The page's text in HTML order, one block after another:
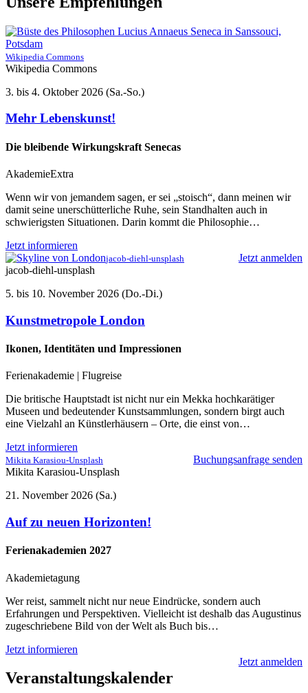
Wikipedia Commons
Wikipedia Commons
3. bis 4. Oktober 2026 (Sa.-So.)
Mehr Lebenskunst!
Die bleibende Wirkungskraft Senecas
AkademieExtra
Wenn wir von jemandem sagen, er sei „stoisch“, dann meinen wir
damit seine unerschütterliche Ruhe, sein Standhalten auch in
schwierigsten Situationen. Darin kommt die Philosophie…
Jetzt informieren
Jetzt anmelden
jacob-diehl-unsplash
jacob-diehl-unsplash
5. bis 10. November 2026 (Do.-Di.)
Kunstmetropole London
Ikonen, Identitäten und Impressionen
Ferienakademie | Flugreise
Die britische Hauptstadt ist nicht nur ein Mekka hochkarätiger
Museen und bedeutender Kunstsammlungen, sondern birgt auch
eine Vielzahl an Künstlerhäusern – Orte, die einst von…
Jetzt informieren
Buchungsanfrage senden
Mikita Karasiou-Unsplash
Mikita Karasiou-Unsplash
21. November 2026 (Sa.)
Auf zu neuen Horizonten!
Ferienakademien 2027
Akademietagung
Wer reist, sammelt nicht nur neue Eindrücke, sondern auch
Erfahrungen und Perspektiven. Vielleicht ist deshalb das Augustinus
zugeschriebene Bild von der Welt als Buch bis…
Jetzt informieren
Jetzt anmelden
Veranstaltungskalender